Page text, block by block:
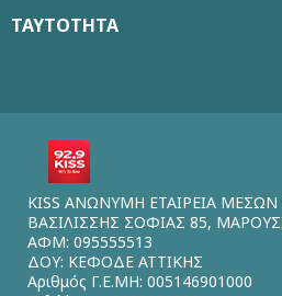
ΤΑΥΤΟΤΗΤΑ
KISS ΑΝΩΝΥΜΗ ΕΤΑΙΡΕΙΑ
ΒΑΣΙΛΙΣΣΗΣ ΣΟΦΙΑΣ 85,
ΑΦΜ: 095555513
ΔΟΥ: ΚΕΦΟΔΕ ΑΤΤΙΚΗΣ
Αριθμός Γ.Ε.ΜΗ: 005146901000